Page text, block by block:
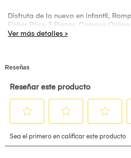
Disfruta de lo nuevo en infantil,
Fisher Price 3 Piezas. Compra